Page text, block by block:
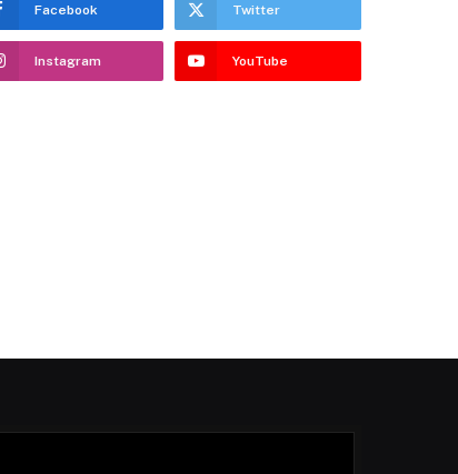
Facebook Twitter
Instagram YouTube